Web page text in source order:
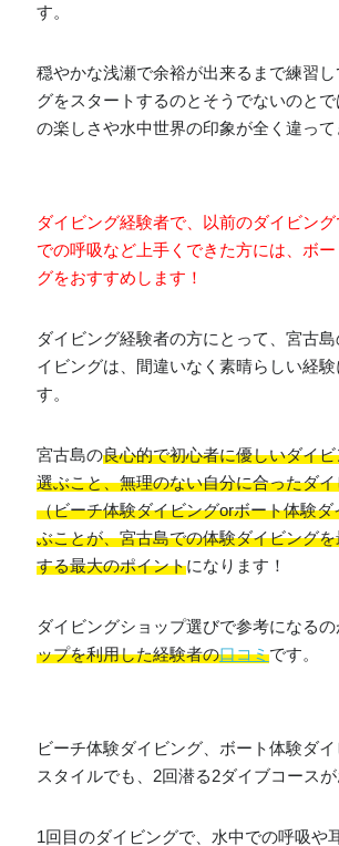
す。
穏やかな浅瀬で余裕が出来るまで練習
グをスタートするのとそうでないのと
の楽しさや水中世界の印象が全く違って
ダイビング経験者で、以前のダイビン
での呼吸など上手くできた方には、ボ
グをおすすめします！
ダイビング経験者の方にとって、宮古
イビングは、間違いなく素晴らしい経
す。
宮古島の良心的で初心者に優しいダイ
選ぶこと、無理のない自分に合ったダ
（ビーチ体験ダイビングorボート体験
ぶことが、宮古島での体験ダイビング
する最大のポイントになります！
ダイビングショップ選びで参考になるの
ップを利用した経験者の口コミです。
ビーチ体験ダイビング、ボート体験ダ
スタイルでも、2回潜る2ダイブコースが
1回目のダイビングで、水中での呼吸や